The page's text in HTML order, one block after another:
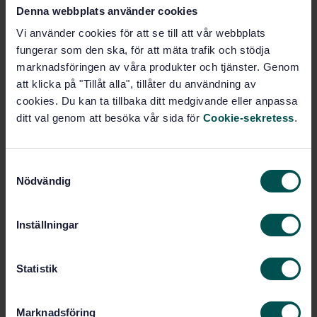
Denna webbplats använder cookies
Vi använder cookies för att se till att vår webbplats
fungerar som den ska, för att mäta trafik och stödja
marknadsföringen av våra produkter och tjänster. Genom
att klicka på "Tillåt alla", tillåter du användning av
cookies. Du kan ta tillbaka ditt medgivande eller anpassa
ditt val genom att besöka vår sida för Cookie-sekretess.
Nödvändig
Inställningar
Statistik
Marknadsföring
Screening av förekomst av tylosin, virginiamycin,
spiramycin, zink-bacitracin och avoparcin i foder vid
halter under tillsatsnivå genom mikrobiologiskt platt-
test
Prenumerera på standarden - Läs mer
Lägg i varukorgen
Språk: